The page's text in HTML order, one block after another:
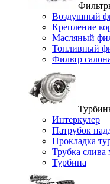
Воздушный
Крепление
Масляный
Топливный
Фильтр
Интеркулер
Патрубок
Прокладка
Трубка слива
Турбина